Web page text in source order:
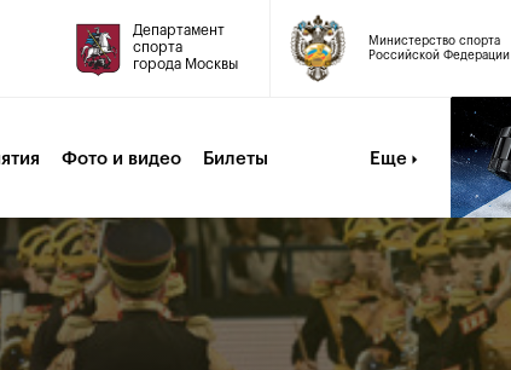
Министерство спорта
Российской Федерации
Департамент
спорта
города Москвы
Фото и видео Билеты Еще